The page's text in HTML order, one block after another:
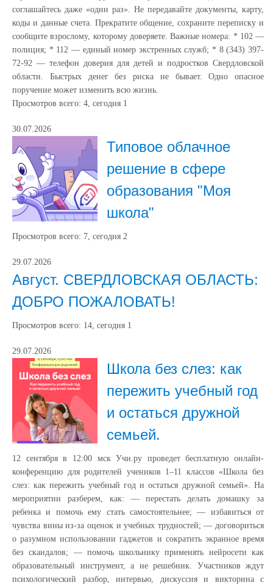
соглашайтесь даже «один раз». Не передавайте документы, карту,
коды и данные счета. Прекратите общение, сохраните переписку и
сообщите взрослому, которому доверяете. Важные номера: * 102 —
полиция; * 112 — единый номер экстренных служб; * 8 (343) 397-
72-92 — телефон доверия для детей и подростков Свердловской
области. Быстрых денег без риска не бывает. Одно опасное
поручение может изменить всю жизнь.
Просмотров всего: 4, сегодня 1
30.07.2026
Типовое облачное
решение в сфере
образования "Моя
школа"
Просмотров всего: 7, сегодня 2
29.07.2026
Август. СВЕРДЛОВСКАЯ ОБЛАСТЬ:
ДОБРО ПОЖАЛОВАТЬ!
Просмотров всего: 14, сегодня 1
29.07.2026
Школа без слез: как
пережить учебный год
и остаться дружной
семьей.
12 сентября в 12:00 мск Учи.ру проведет бесплатную онлайн-
конференцию для родителей учеников 1–11 классов «Школа без
слез: как пережить учебный год и остаться дружной семьей». На
мероприятии разберем, как: — перестать делать домашку за
ребенка и помочь ему стать самостоятельнее; — избавиться от
чувства вины из-за оценок и учебных трудностей; — договориться
о разумном использовании гаджетов и сократить экранное время
без скандалов; — помочь школьнику применять нейросети как
образовательный инструмент, а не решебник. Участников ждут
психологический разбор, интервью, дискуссия и викторина с